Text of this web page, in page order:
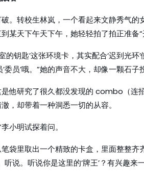
。转校生林岚，一个看起来文静秀气
某天下午天下午，她轻轻拍了拍正准备“
的钥匙’这张环境卡，其实配合‘迟到光
委员’哦。”她的声音不大，却像一颗石子
他研究了很久都没发现的 combo（连
，却带着一种洞悉一切的从容。
小明试探着问。
袋里取出一个精致的卡盒，里面整整
听说。听说你是这里的‘牌王’？有兴趣来